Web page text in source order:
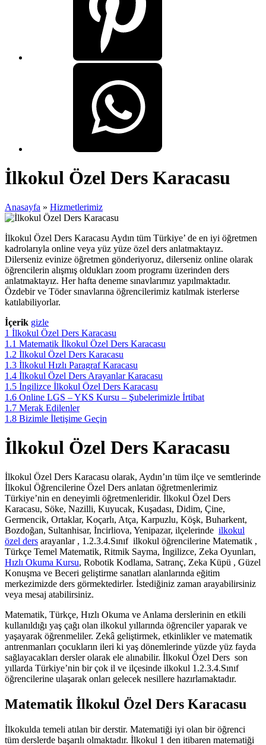
İlkokul Özel Ders Karacasu
Anasayfa » Hizmetlerimiz
İlkokul Özel Ders Karacasu Aydın tüm Türkiye’ de en iyi öğretmen
kadrolarıyla online veya yüz yüze özel ders anlatmaktayız.
Dilerseniz evinize öğretmen gönderiyoruz, dilerseniz online olarak
öğrencilerin alışmış oldukları zoom programı üzerinden ders
anlatmaktayız. Her hafta deneme sınavlarımız yapılmaktadır.
Özdebir ve Töder sınavlarına öğrencilerimiz katılmak isterlerse
katılabiliyorlar.
İçerik gizle
1 İlkokul Özel Ders Karacasu
1.1 Matematik İlkokul Özel Ders Karacasu
1.2 İlkokul Özel Ders Karacasu
1.3 İlkokul Hızlı Paragraf Karacasu
1.4 İlkokul Özel Ders Arayanlar Karacasu
1.5 İngilizce İlkokul Özel Ders Karacasu
1.6 Online LGS – YKS Kursu – Şubelerimizle İrtibat
1.7 Merak Edilenler
1.8 Bizimle İletişime Geçin
İlkokul Özel Ders Karacasu
İlkokul Özel Ders Karacasu olarak, Aydın’ın tüm ilçe ve semtlerinde
İlkokul Öğrencilerine Özel Ders anlatan öğretmenlerimiz
Türkiye’nin en deneyimli öğretmenleridir. İlkokul Özel Ders
Karacasu, Söke, Nazilli, Kuyucak, Kuşadası, Didim, Çine,
Germencik, Ortaklar, Koçarlı, Atça, Karpuzlu, Köşk, Buharkent,
Bozdoğan, Sultanhisar, İncirliova, Yenipazar, ilçelerinde ilkokul
özel ders arayanlar , 1.2.3.4.Sınıf ilkokul öğrencilerine Matematik ,
Türkçe Temel Matematik, Ritmik Sayma, İngilizce, Zeka Oyunları,
Hızlı Okuma Kursu, Robotik Kodlama, Satranç, Zeka Küpü , Güzel
Konuşma ve Beceri geliştirme sanatları alanlarında eğitim
merkezimizde ders görmektedirler. İstediğiniz zaman arayabilirsiniz
veya mesaj atabilirsiniz.
Matematik, Türkçe, Hızlı Okuma ve Anlama derslerinin en etkili
kullanıldığı yaş çağı olan ilkokul yıllarında öğrenciler yaparak ve
yaşayarak öğrenmeliler. Zekâ geliştirmek, etkinlikler ve matematik
antrenmanları çocukların ileri ki yaş dönemlerinde yüzde yüz fayda
sağlayacakları dersler olarak ele alınabilir. İlkokul Özel Ders son
yıllarda Türkiye’nin bir çok il ve ilçesinde ilkokul 1.2.3.4.Sınıf
öğrencilerine ulaşarak onları gelecek nesillere hazırlamaktadır.
Matematik İlkokul Özel Ders Karacasu
İlkokulda temeli atılan bir derstir. Matematiği iyi olan bir öğrenci
tüm derslerde başarılı olmaktadır. İlkokul 1 den itibaren matematiği